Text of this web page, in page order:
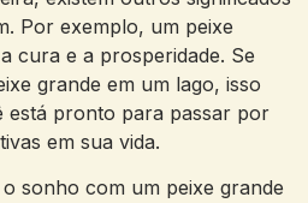
Por exemplo, um peixe
cura e a prosperidade. Se
grande em um lago, isso
está pronto para passar por
em sua vida.
sonho com um peixe grande